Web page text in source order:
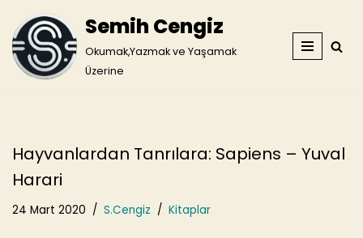
İçeriğe
geç
Semih Cengiz
Okumak,Yazmak ve Yaşamak
Üzerine
Hayvanlardan Tanrılara: Sapiens – Yuval
Harari
24 Mart 2020 S.Cengiz Kitaplar